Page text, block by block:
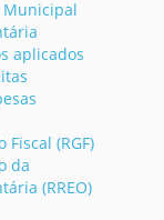
Municipal
aplicados
Fiscal (RGF)
da
(RREO)